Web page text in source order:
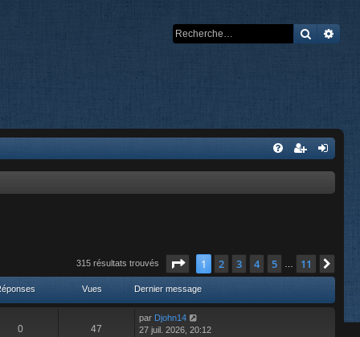
315 résultats trouvés Page sur11
1 2 3 4 5 … 11
Vues Dernier message
0 47
par Djohn14
27 juil. 2026, 20:12